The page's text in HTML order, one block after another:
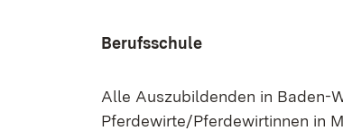
Berufsschule
Alle Auszubildenden in Baden-
Pferdewirte/Pferdewirtinnen in